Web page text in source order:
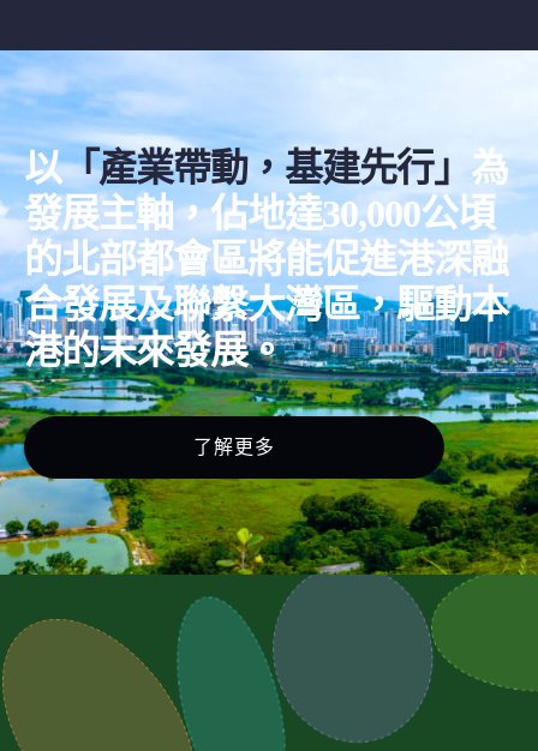
以「產業帶動，基建先行」 為
發展主軸，佔地達30,000公頃
的北部都會區將能促進港深融
合發展及聯繫大灣區，驅動本
港的未來發展。
了解更多